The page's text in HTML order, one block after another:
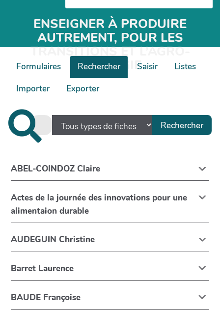
ENSEIGNER À PRODUIRE
AUTREMENT, POUR LES
TRANSITIONS ET L’AGRO-
ÉCOLOGIE
Formulaires Rechercher Saisir
Listes
Importer
Exporter
ABEL-COINDOZ Claire
Actes de la journée des innovations pour une
alimentaion durable
AUDEGUIN Christine
Barret Laurence
BAUDE Françoise